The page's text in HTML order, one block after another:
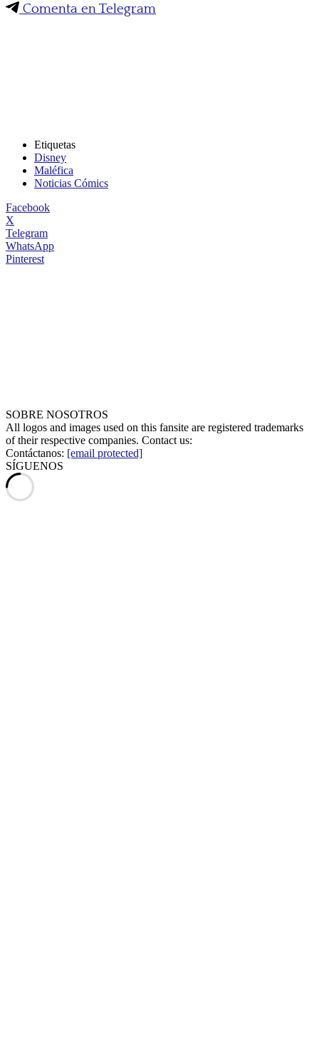
Comenta en Telegram
Etiquetas
Disney
Maléfica
Noticias Cómics
Facebook
X
Telegram
WhatsApp
Pinterest
SOBRE NOSOTROS
All logos and images used on this fansite are registered trademarks
of their respective companies. Contact us:
Contáctanos: [email protected]
SÍGUENOS